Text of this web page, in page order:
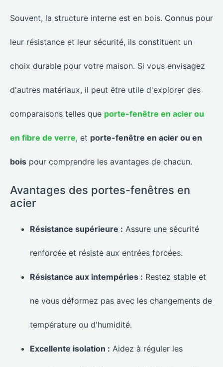
Souvent, la structure interne est en bois. Connus pour
leur résistance et leur sécurité, ils constituent un
choix durable pour votre maison. Si vous envisagez
d'autres matériaux, il peut être utile d'explorer des
comparaisons telles que porte-fenêtre en acier ou
en fibre de verre, et porte-fenêtre en acier ou en
bois pour comprendre les avantages de chacun.
Avantages des portes-fenêtres en
acier
Résistance supérieure : Assure une sécurité
renforcée et résiste aux entrées forcées.
Résistance aux intempéries : Restez stable et
ne vous déformez pas avec les changements de
température ou d'humidité.
Excellente isolation : Aidez à réguler les